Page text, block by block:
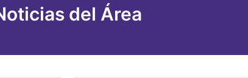
del Área